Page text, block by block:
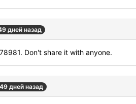
дней назад
Don't share it with anyone.
дней назад